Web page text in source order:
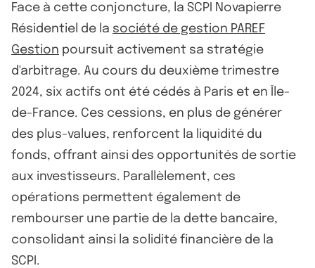
Face à cette conjoncture, la SCPI Novapierre
Résidentiel de la société de gestion PAREF
Gestion poursuit activement sa stratégie
d'arbitrage. Au cours du deuxième trimestre
2024, six actifs ont été cédés à Paris et en Île-
de-France. Ces cessions, en plus de générer
des plus-values, renforcent la liquidité du
fonds, offrant ainsi des opportunités de sortie
aux investisseurs. Parallèlement, ces
opérations permettent également de
rembourser une partie de la dette bancaire,
consolidant ainsi la solidité financière de la
SCPI.